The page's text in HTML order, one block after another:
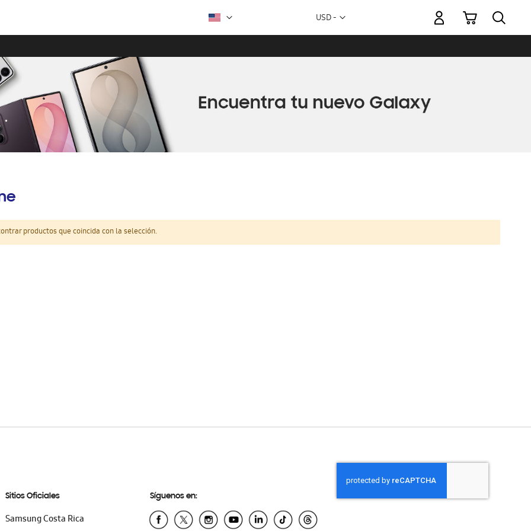
Moneda
USD -
Mi carrito
productos que coincida con la selección.
Sitios Oficiales
Samsung Costa Rica
Síguenos en: